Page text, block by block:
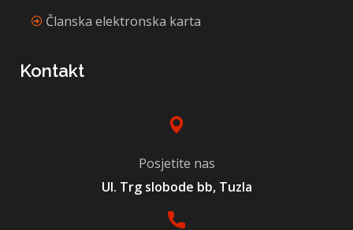
Članska elektronska karta
Kontakt
Posjetite nas
Ul. Trg slobode bb, Tuzla